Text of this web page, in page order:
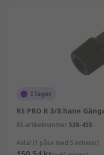
I lager
RS PRO R 3/8 hane
RS-artikelnummer 528-455
Antal (1 påse med 5 enheter)